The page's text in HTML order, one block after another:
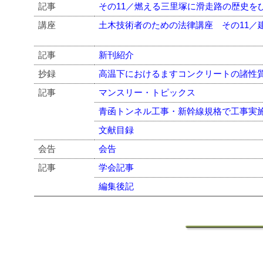
記事
その11／燃える三里塚に滑走路の歴史を
講座
土木技術者のための法律講座 その11／
記事
新刊紹介
抄録
高温下におけるますコンクリートの諸性
記事
マンスリー・トピックス
青函トンネル工事・新幹線規格で工事実
文献目録
会告
会告
記事
学会記事
編集後記